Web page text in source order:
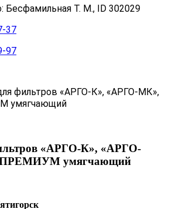
Бесфамильная Т. М., ID 302029
37
97
фильтров «АРГО-К», «АРГО-МК»,
умягчающий
«АРГО-К», «АРГО-
ПРЕМИУМ умягчающий